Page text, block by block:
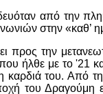
από την
στην «καθ’
προς την
ήλθε με το '21
καρδιά του. Από
του Δραγούμη